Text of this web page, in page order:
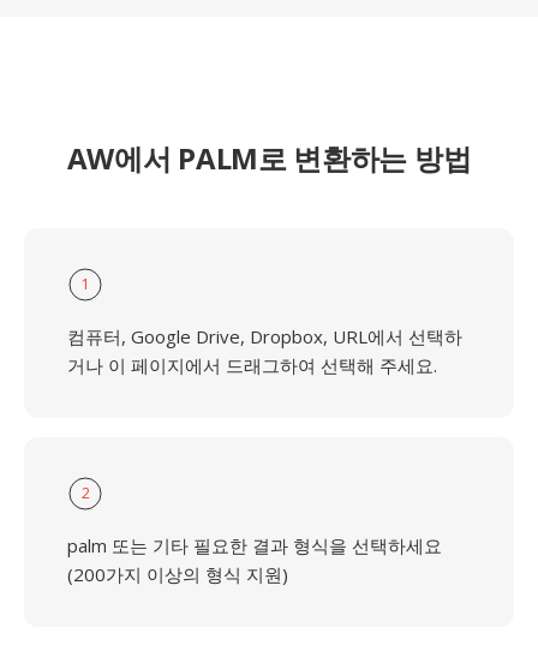
AW에서 PALM로 변환하는 방법
1
컴퓨터, Google Drive, Dropbox, URL에서 선택하
거나 이 페이지에서 드래그하여 선택해 주세요.
2
palm 또는 기타 필요한 결과 형식을 선택하세요
(200가지 이상의 형식 지원)